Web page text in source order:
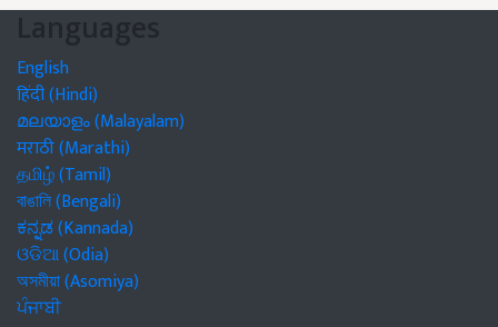
Languages
English
हिंदी (Hindi)
മലയാളം (Malayalam)
मराठी (Marathi)
தமிழ் (Tamil)
বাঙালি (Bengali)
ಕನ್ನಡ (Kannada)
ଓଡିଆ (Odia)
অসমীয়া (Asomiya)
ਪੰਜਾਬੀ